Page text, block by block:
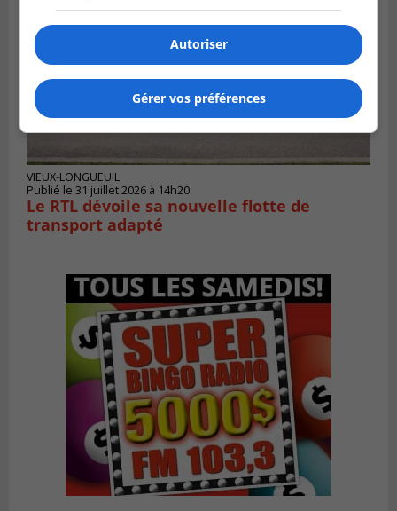
VIEUX-LONGUEUIL
Publié le 31 juillet 2026 à 14h20
Le RTL dévoile sa nouvelle flotte de
transport adapté
Autoriser
Gérer vos préférences